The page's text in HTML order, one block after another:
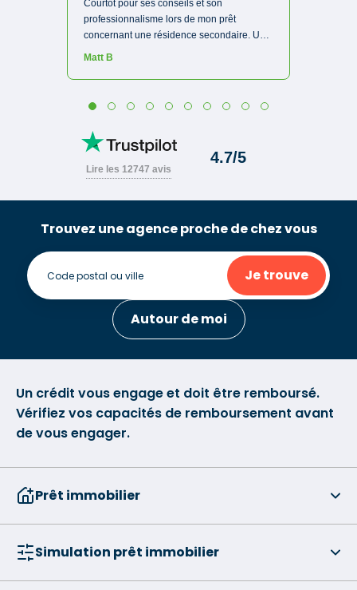
Trouvez une agence proche de chez vous
Je trouve
Autour de moi
Un crédit vous engage et doit être remboursé.
Vérifiez vos capacités de remboursement avant
de vous engager.
Prêt immobilier
Simulation prêt immobilier